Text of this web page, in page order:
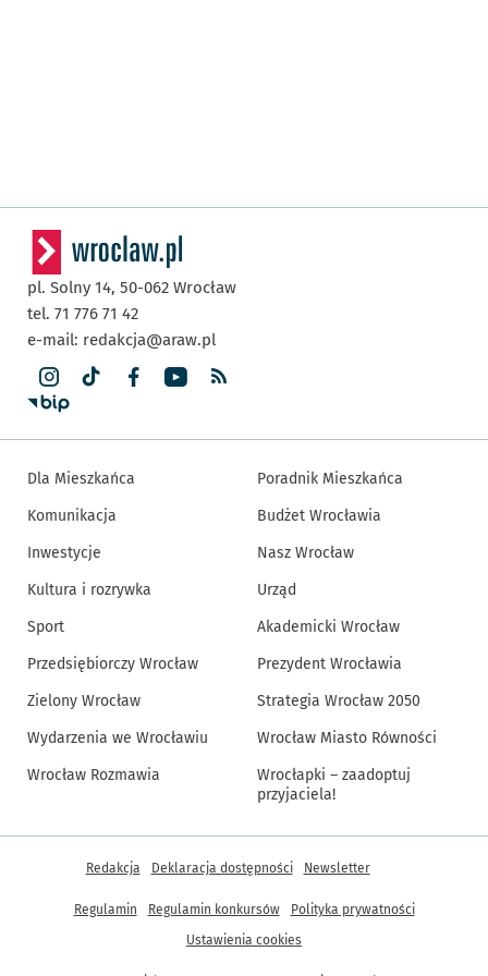
pl. Solny 14, 50-062 Wrocław
tel. 71 776 71 42
e-mail: redakcja@araw.pl
Dla Mieszkańca
Komunikacja
Inwestycje
Kultura i rozrywka
Sport
Przedsiębiorczy Wrocław
Zielony Wrocław
Wydarzenia we Wrocławiu
Wrocław Rozmawia
Poradnik Mieszkańca
Budżet Wrocławia
Nasz Wrocław
Urząd
Akademicki Wrocław
Prezydent Wrocławia
Strategia Wrocław 2050
Wrocław Miasto Równości
Wrocłapki – zaadoptuj
przyjaciela!
Inne informacje
Redakcja Deklaracja dostępności Newsletter
Regulamin Regulamin konkursów
Polityka prywatności
Ustawienia cookies